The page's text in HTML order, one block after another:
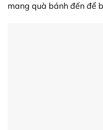
mang quà bánh đến để